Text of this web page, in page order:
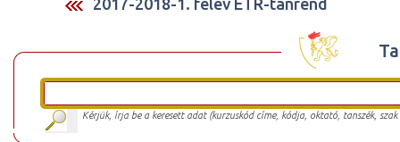
Kérjük, írja be a keresett adat (kurzuskód címe, kódja, oktató, tanszék,